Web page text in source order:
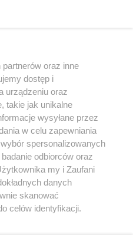
Instagram Youtube
oraz inne
dostęp i
urządzeniu oraz
takie jak unikalne
wysyłane przez
w celu zapewniania
spersonalizowanych
odbiorców oraz
my i Zaufani
danych
skanować
celów identyfikacji.